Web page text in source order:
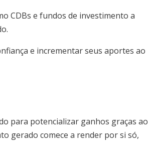
CDBs e fundos de investimento a
e incrementar seus aportes ao
para potencializar ganhos graças ao
gerado comece a render por si só,